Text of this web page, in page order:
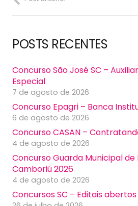
POSTS RECENTES
Concurso São José SC –
Especial
7 de agosto de 2026
Concurso Epagri – Banca
6 de agosto de 2026
Concurso CASAN –
4 de agosto de 2026
Concurso Guarda Municipal de
Camboriú 2026
4 de agosto de 2026
Concursos SC – Editais abertos